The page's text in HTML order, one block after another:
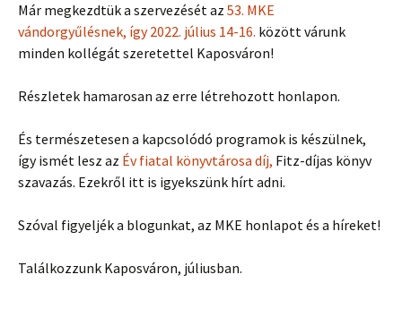
Már megkezdtük a szervezését az 53. MKE
vándorgyűlésnek, így 2022. július 14-16. között várunk
minden kollégát szeretettel Kaposváron!
Részletek hamarosan az erre létrehozott honlapon.
És természetesen a kapcsolódó programok is készülnek,
így ismét lesz az Év fiatal könyvtárosa díj, Fitz-díjas könyv
szavazás. Ezekről itt is igyekszünk hírt adni.
Szóval figyeljék a blogunkat, az MKE honlapot és a híreket!
Találkozzunk Kaposváron, júliusban.